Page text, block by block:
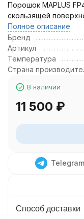
Порошок MAPLUS
скользящей
Полное описание
Бренд
Артикул
Температура
Страна
В наличии
11 500 ₽
Telegram
Способ доставки